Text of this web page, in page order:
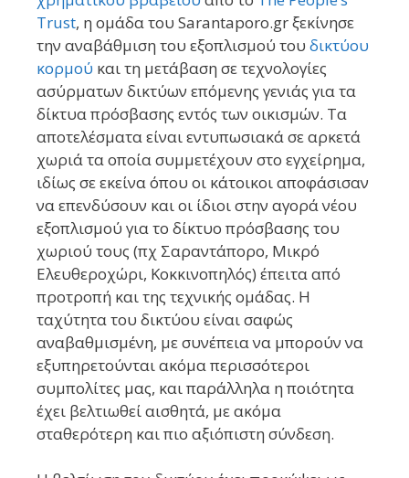
Trust, η ομάδα του Sarantaporo.gr ξεκίνησε
την αναβάθμιση του εξοπλισμού του δικτύου
κορμού και τη μετάβαση σε τεχνολογίες
ασύρματων δικτύων επόμενης γενιάς για τα
δίκτυα πρόσβασης εντός των οικισμών. Τα
αποτελέσματα είναι εντυπωσιακά σε αρκετά
χωριά τα οποία συμμετέχουν στο εγχείρημα,
ιδίως σε εκείνα όπου οι κάτοικοι αποφάσισαν
να επενδύσουν και οι ίδιοι στην αγορά νέου
εξοπλισμού για το δίκτυο πρόσβασης του
χωριού τους (πχ Σαραντάπορο, Μικρό
Ελευθεροχώρι, Κοκκινοπηλός) έπειτα από
προτροπή και της τεχνικής ομάδας. Η
ταχύτητα του δικτύου είναι σαφώς
αναβαθμισμένη, με συνέπεια να μπορούν να
εξυπηρετούνται ακόμα περισσότεροι
συμπολίτες μας, και παράλληλα η ποιότητα
έχει βελτιωθεί αισθητά, με ακόμα
σταθερότερη και πιο αξιόπιστη σύνδεση.